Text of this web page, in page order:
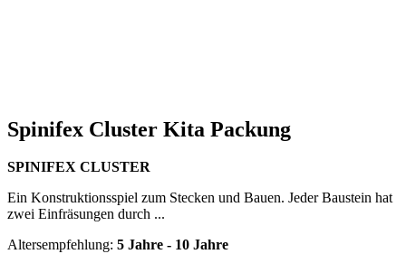
Spinifex Cluster Kita Packung
SPINIFEX CLUSTER
Ein Konstruktionsspiel zum Stecken und Bauen. Jeder Baustein hat
zwei Einfräsungen durch ...
Altersempfehlung: 5 Jahre - 10 Jahre